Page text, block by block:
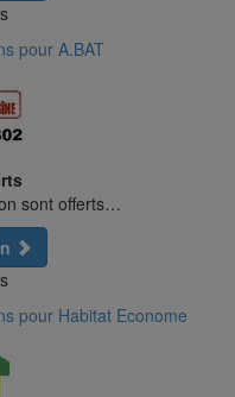
pour A.BAT
sont offerts…
pour Habitat Econome